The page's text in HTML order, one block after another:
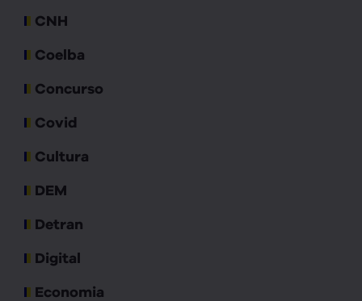
CNH
Coelba
Concurso
Covid
Cultura
DEM
Detran
Digital
Economia